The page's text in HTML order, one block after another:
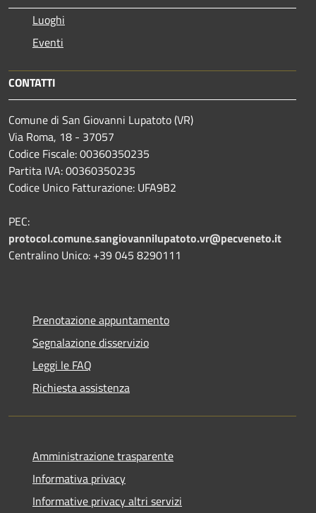
Luoghi
Eventi
CONTATTI
Comune di San Giovanni Lupatoto (VR)
Via Roma, 18 - 37057
Codice Fiscale: 00360350235
Partita IVA: 00360350235
Codice Unico Fatturazione: UFA9B2
PEC:
protocol.comune.sangiovannilupatoto.vr@pecveneto.it
Centralino Unico: +39 045 8290111
Prenotazione appuntamento
Segnalazione disservizio
Leggi le FAQ
Richiesta assistenza
Amministrazione trasparente
Informativa privacy
Informative privacy altri servizi